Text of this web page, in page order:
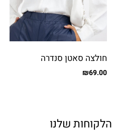
חולצה סאטן סנדרה
₪69.00
הלקוחות שלנו